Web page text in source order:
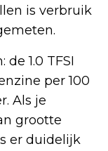
is verbruik
1.0 TFSI
per 100
Als je
grootte
er duidelijk